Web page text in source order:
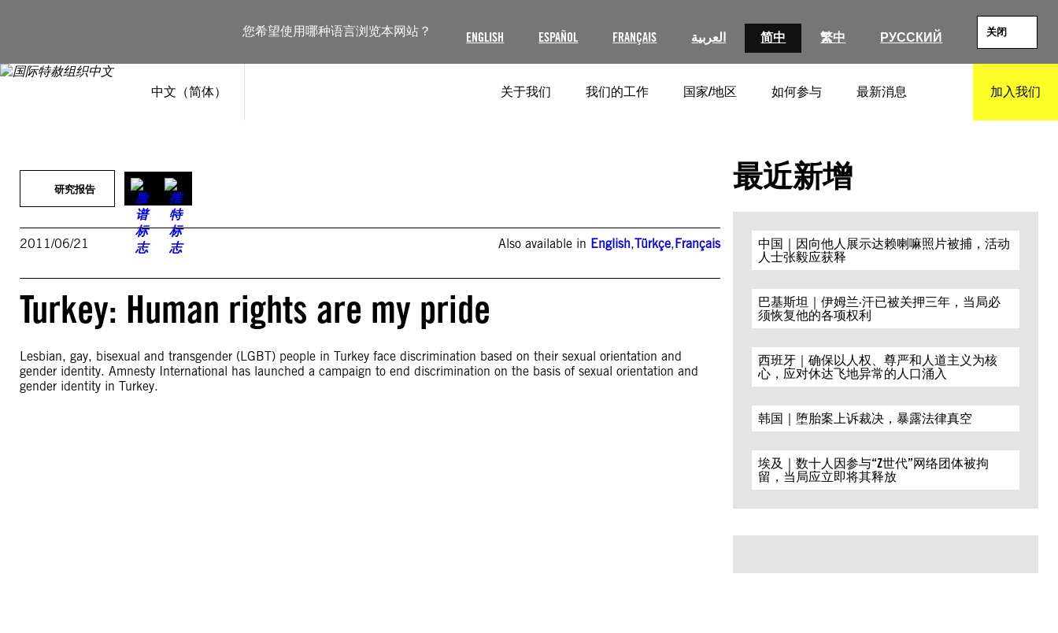
您希望使用哪种语言浏览本网站？ ENGLISH ESPAÑOL FRANÇAIS العربية 简中 繁中 РУССКИЙ 关闭
中文（简体） 关于我们 我们的工作 国家/地区 如何参与 最新消息 加入我们
研究报告
2011/06/21 Also available in English,Türkçe,Français
Turkey: Human rights are my pride
Lesbian, gay, bisexual and transgender (LGBT) people in Turkey face discrimination based on their sexual orientation and
gender identity. Amnesty International has launched a campaign to end discrimination on the basis of sexual orientation and
gender identity in Turkey.
最近新增
中国｜因向他人展示达赖喇嘛照片被捕，活动
人士张毅应获释
巴基斯坦｜伊姆兰·汗已被关押三年，当局必
须恢复他的各项权利
西班牙｜确保以人权、尊严和人道主义为核
心，应对休达飞地异常的人口涌入
韩国｜堕胎案上诉裁决，暴露法律真空
埃及｜数十人因参与“Z世代”网络团体被拘
留，当局应立即将其释放